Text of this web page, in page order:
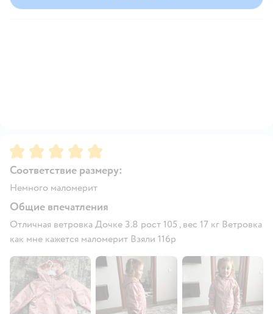
Рейтинг:5
Соответствие размеру:
Немного маломерит
Общие впечатления
Отличная ветровка Дочке 3.8 рост 105 , вес 17 кг Ветровка
как мне кажется маломерит Взяли 116р